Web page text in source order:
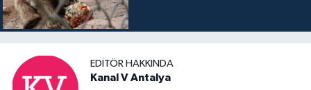
EDITÖR HAKKINDA
Kanal V Antalya